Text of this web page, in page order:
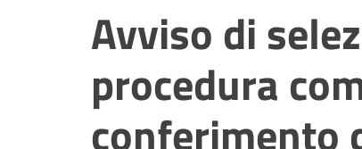
Avviso di
procedura
conferimento